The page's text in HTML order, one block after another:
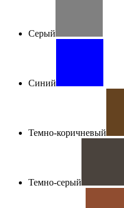
Серый
Синий
Темно-коричневый
Темно-серый